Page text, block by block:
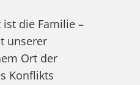
die Familie –
unserer
Ort der
Konflikts